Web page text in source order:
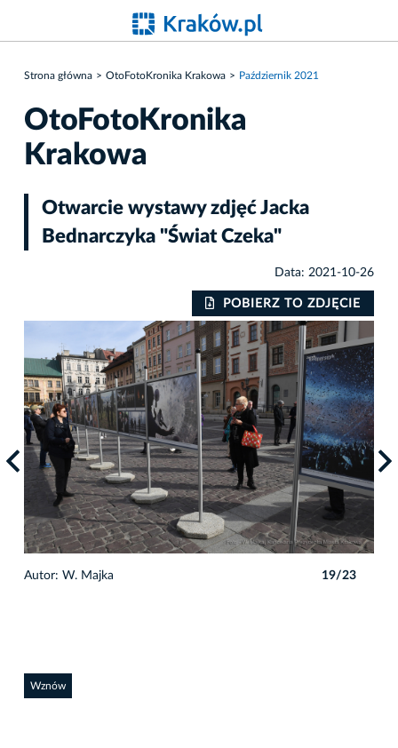
Strona główna OtoFotoKronika Krakowa Październik 2021
OtoFotoKronika
Krakowa
Otwarcie wystawy zdjęć Jacka
Bednarczyka "Świat Czeka"
Data: 2021-10-26
POBIERZ TO ZDJĘCIE
Autor: W. Majka 19/23
Wznów